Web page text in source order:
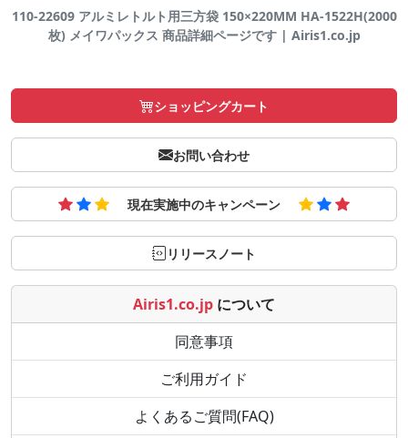
110-22609 アルミレトルト用三方袋 150×220MM HA-1522H(2000
枚) メイワパックス 商品詳細ページです | Airis1.co.jp
ショッピングカート
お問い合わせ
現在実施中のキャンペーン
リリースノート
Airis1.co.jp について
同意事項
ご利用ガイド
よくあるご質問(FAQ)